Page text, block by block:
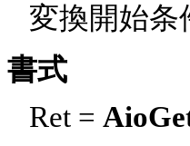
変換開始
書式
Ret =